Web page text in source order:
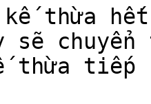
kế thừa
sẽ
thừa tiếp